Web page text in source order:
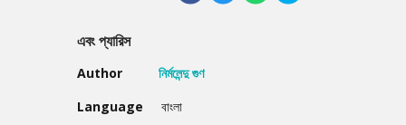
এবং প্যারিস
Author
নির্মলেন্দু গুণ
Language
বাংলা